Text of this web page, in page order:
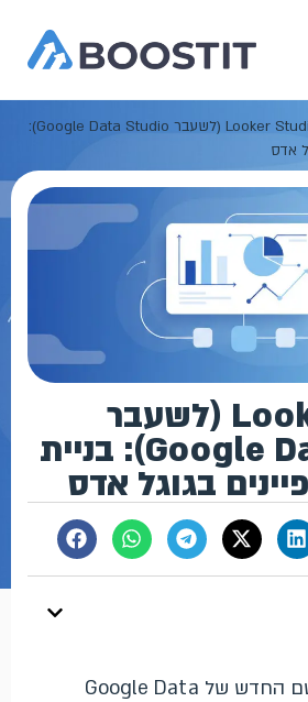
Looker Studio (לשעבר Google Data Studio):
אדס
Looker Studio (לשעבר
Google Data Studio): בניית
בגוגל אדס
Looker Studio (השם החדש של Google Data